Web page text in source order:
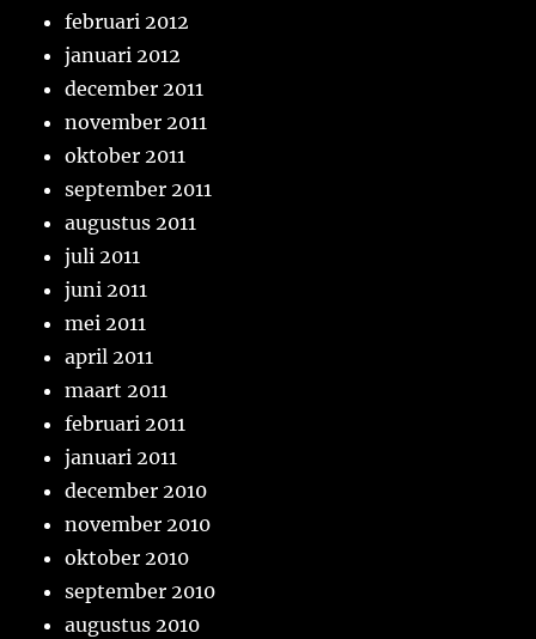
februari 2012
januari 2012
december 2011
november 2011
oktober 2011
september 2011
augustus 2011
juli 2011
juni 2011
mei 2011
april 2011
maart 2011
februari 2011
januari 2011
december 2010
november 2010
oktober 2010
september 2010
augustus 2010